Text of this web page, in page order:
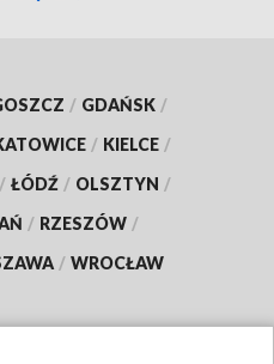
/ GDAŃSK /
/ KIELCE /
/ ŁÓDŹ / OLSZTYN /
/ RZESZÓW /
/ WROCŁAW